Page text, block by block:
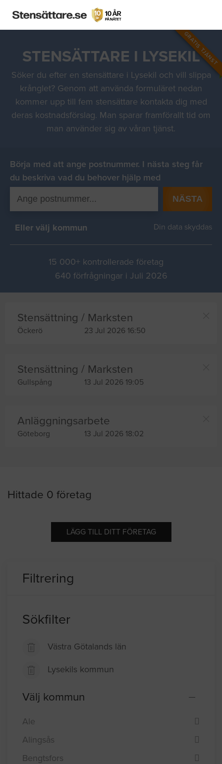
GRATIS TJÄNST
STENSÄTTARE I LYSEKIL
Söker du efter en stensättare i Lysekil och vill slippa
krånglet? Genom att använda formuläret nedan
kommer upp till fem stensättare kontakta dig med
deras kostnadsförslag. Man sparar framförallt tid om
man använder sig av våran tjänst.
Börja med att ange postnummer. I nästa steg får
du beskriva vad du behover hjälp med
NÄSTA
Eller välj kommun Din data skyddas
15 000+ kontrollerade företag
640 förfrågningar i Juli 2026
Stensättning / Marksten
Öckerö 23 Jul 2026 16:50
Stensättning / Marksten
Gullspång 13 Jul 2026 19:05
Anläggningsarbete
Göteborg 13 Jul 2026 18:02
Hittade 0 företag
LÄGG TILL DITT FÖRETAG
Filtrering
Sökfilter
Västra Götalands län
Lysekils kommun
Välj kommun
Ale
Alingsås
Bengtsfors